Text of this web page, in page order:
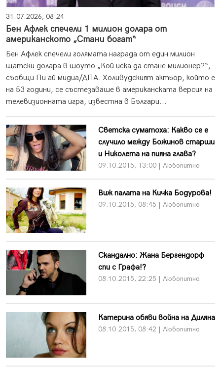
31.07.2026, 08:24
Бен Афлек спечели 1 милион долара от
американското „Стани богат“
Бен Афлек спечели голямата награда от един милион
щатски долара в шоуто „Кой иска да стане милионер?“,
съобщи Пи ай мидиа/ДПА. Холивудският актьор, който е
на 53 години, се състезаваше в американската версия на
телевизионната игра, известна в Българи...
Светска суматоха: Какво се е
случило между Божинов старши
и Николета на пияна глава?
09.10.2015, 13:00 | Любопитно
Виж палата на Кичка Бодурова!
09.10.2015, 08:45 | Любопитно
Скандално: Жана Бергендорф
спи с Графа!?
08.10.2015, 22:25 | Любопитно
Катерина обяви война на Диляна
08.10.2015, 08:42 | Любопитно